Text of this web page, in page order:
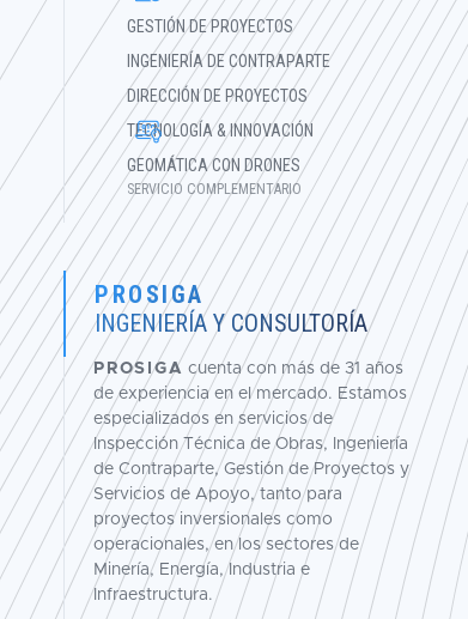
GESTIÓN DE PROYECTOS
INGENIERÍA DE CONTRAPARTE
DIRECCIÓN DE PROYECTOS
TECNOLOGÍA & INNOVACIÓN
GEOMÁTICA CON DRONES
SERVICIO COMPLEMENTARIO
PRO SIGA
INGENIERÍA Y CONSULTORÍA
PROSIGA cuenta con más de 31 años
de experiencia en el mercado. Estamos
especializados en servicios de
Inspección Técnica de Obras, Ingeniería
de Contraparte, Gestión de Proyectos y
Servicios de Apoyo, tanto para
proyectos inversionales como
operacionales, en los sectores de
Minería, Energía, Industria e
Infraestructura.